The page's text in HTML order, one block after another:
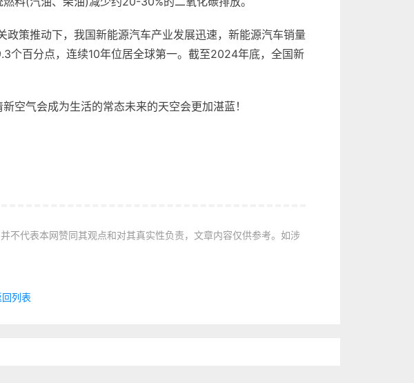
策推动下，我国新能源汽车产业发展迅速，新能源汽车销量
百分点，连续10年位居全球第一。截至2024年底，全国新
空气会成为生活的常态未来的天空会更加湛蓝！
不代表本网赞同其观点和对其真实性负责，文章内容仅供参考。如涉
回列表